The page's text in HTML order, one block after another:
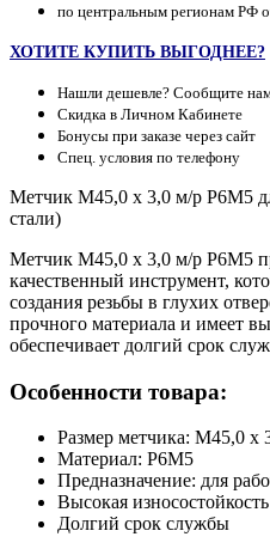
по центральным регионам РФ
ХОТИТЕ КУПИТЬ ВЫГОДНЕЕ?
Нашли дешевле? Сообщите
Скидка в Личном Кабинете
Бонусы при заказе через сайт
Спец. условия по телефону
Метчик М45,0 х 3,0 м/р Р6М5
стали)
Метчик М45,0 х 3,0 м/р Р6М5
качественный инструмент,
создания резьбы в глухих
прочного материала и имеет
обеспечивает долгий срок
Особенности товара:
Размер метчика: М45,0 х
Материал: Р6М5
Предназначение: для
Высокая износостойкость
Долгий срок службы